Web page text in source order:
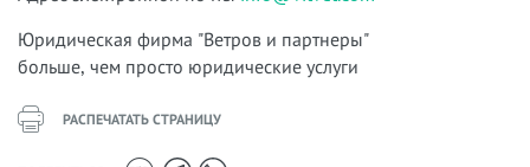
Юридическая фирма "Ветров и партнеры"
больше, чем просто юридические услуги
РАСПЕЧАТАТЬ СТРАНИЦУ